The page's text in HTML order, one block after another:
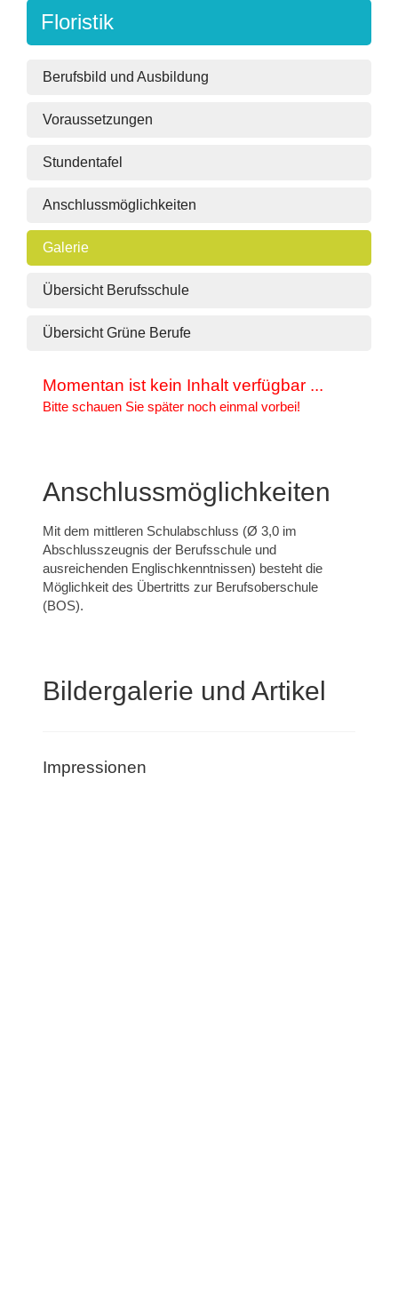
Floristik
Berufsbild und Ausbildung
Voraussetzungen
Stundentafel
Anschlussmöglichkeiten
Galerie
Übersicht Berufsschule
Übersicht Grüne Berufe
Momentan ist kein Inhalt verfügbar ...
Bitte schauen Sie später noch einmal vorbei!
Anschlussmöglichkeiten
Mit dem mittleren Schulabschluss (Ø 3,0 im
Abschlusszeugnis der Berufsschule und
ausreichenden Englischkenntnissen) besteht die
Möglichkeit des Übertritts zur Berufsoberschule
(BOS).
Bildergalerie und Artikel
Impressionen